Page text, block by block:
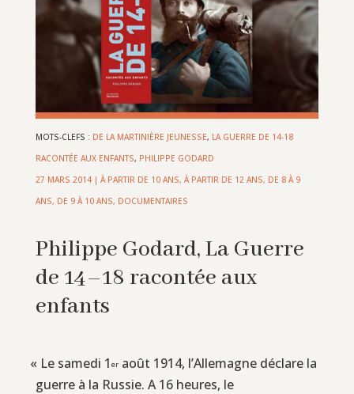
MOTS-CLEFS : DE LA MARTINIÈRE JEUNESSE, LA GUERRE DE 14-18
RACONTÉE AUX ENFANTS, PHILIPPE GODARD
27 MARS 2014| À PARTIR DE 10 ANS, À PARTIR DE 12 ANS, DE 8 À 9
ANS, DE 9 À 10 ANS, DOCUMENTAIRES
Philippe Godard, La Guerre
de 14–18 racontée aux
enfants
« Le samedi 1er août 1914, l’Allemagne déclare la
guerre à la Russie. A 16 heures, le